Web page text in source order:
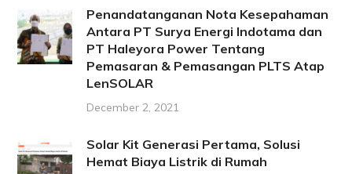
Penandatanganan Nota Kesepahaman
Antara PT Surya Energi Indotama dan
PT Haleyora Power Tentang
Pemasaran & Pemasangan PLTS Atap
LenSOLAR
December 2, 2021
Solar Kit Generasi Pertama, Solusi
Hemat Biaya Listrik di Rumah